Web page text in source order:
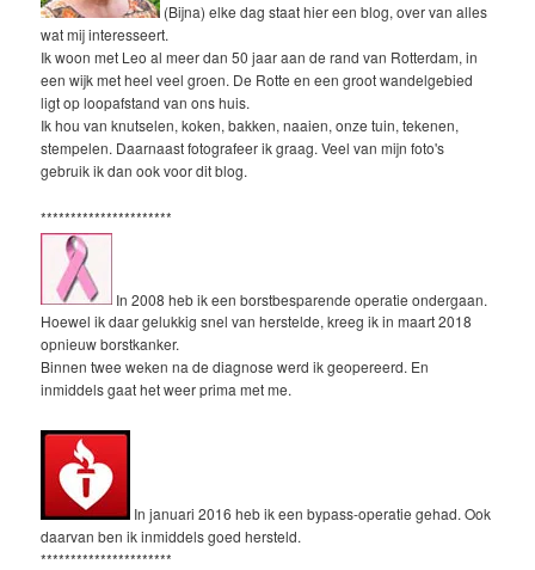
(Bijna) elke dag staat hier een blog, over van alles
wat mij interesseert.
Ik woon met Leo al meer dan 50 jaar aan de rand van Rotterdam, in
een wijk met heel veel groen. De Rotte en een groot wandelgebied
ligt op loopafstand van ons huis.
Ik hou van knutselen, koken, bakken, naaien, onze tuin, tekenen,
stempelen. Daarnaast fotografeer ik graag. Veel van mijn foto's
gebruik ik dan ook voor dit blog.
**********************
In 2008 heb ik een borstbesparende operatie ondergaan.
Hoewel ik daar gelukkig snel van herstelde, kreeg ik in maart 2018
opnieuw borstkanker.
Binnen twee weken na de diagnose werd ik geopereerd. En
inmiddels gaat het weer prima met me.
In januari 2016 heb ik een bypass-operatie gehad. Ook
daarvan ben ik inmiddels goed hersteld.
**********************